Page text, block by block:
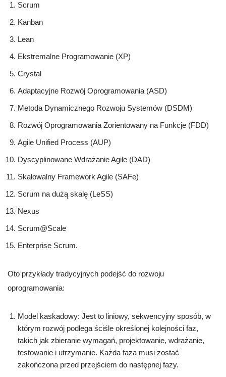
Scrum
Kanban
Lean
Ekstremalne Programowanie (XP)
Crystal
Adaptacyjne Rozwój Oprogramowania (ASD)
Metoda Dynamicznego Rozwoju Systemów (DSDM)
Rozwój Oprogramowania Zorientowany na Funkcje (FDD)
Agile Unified Process (AUP)
Dyscyplinowane Wdrażanie Agile (DAD)
Skalowalny Framework Agile (SAFe)
Scrum na dużą skalę (LeSS)
Nexus
Scrum@Scale
Enterprise Scrum.
Oto przykłady tradycyjnych podejść do rozwoju
oprogramowania:
Model kaskadowy: Jest to liniowy, sekwencyjny sposób, w
którym rozwój podlega ściśle określonej kolejności faz,
takich jak zbieranie wymagań, projektowanie, wdrażanie,
testowanie i utrzymanie. Każda faza musi zostać
zakończona przed przejściem do następnej fazy.